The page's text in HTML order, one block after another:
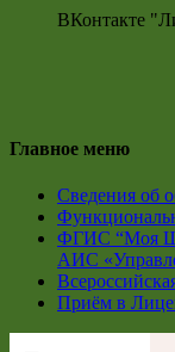
ВКонтакте
Главное меню
Сведения об
ФГИС “Моя
АИС
Приём в